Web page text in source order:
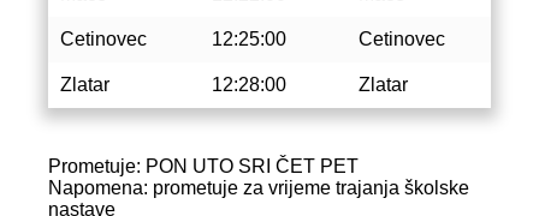
Cetinovec 12:25:00 Cetinovec
Zlatar 12:28:00 Zlatar
Prometuje: PON UTO SRI ČET PET
Napomena: prometuje za vrijeme trajanja školske
nastave